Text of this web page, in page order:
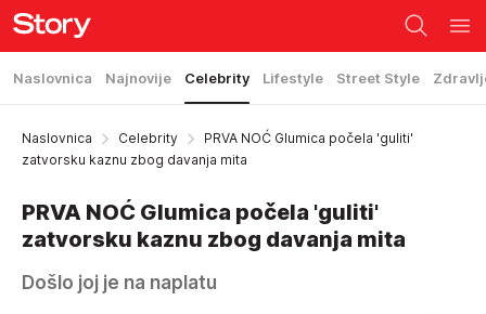
Naslovnica Najnovije Celebrity Lifestyle Street Style
Naslovnica Celebrity
PRVA NOĆ Glumica počela 'guliti'
zatvorsku kaznu zbog davanja mita
PRVA NOĆ Glumica počela 'guliti'
zatvorsku kaznu zbog davanja mita
Došlo joj je na naplatu